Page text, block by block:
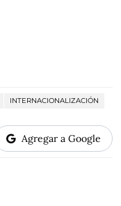
INTERNACIONALIZACIÓN
Agregar a Google